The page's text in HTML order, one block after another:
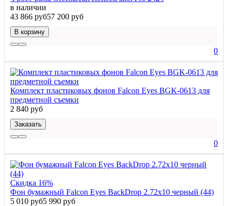
в наличии
43 866 руб57 200 руб
В корзину
0
Комплект пластиковых фонов Falcon Eyes BGK-0613 для
предметной съемки
2 840 руб
Заказать
0
Скидка 16%
Фон бумажный Falcon Eyes BackDrop 2.72x10 черный (44)
5 010 руб5 990 руб